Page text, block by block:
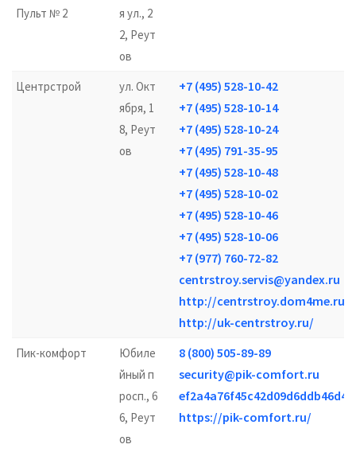
Пульт № 2
я ул., 2
2, Реут
ов
Центрстрой
ул. Окт
ября, 1
8, Реут
ов
+7 (495) 528-10-42
+7 (495) 528-10-14
+7 (495) 528-10-24
+7 (495) 791-35-95
+7 (495) 528-10-48
+7 (495) 528-10-02
+7 (495) 528-10-46
+7 (495) 528-10-06
+7 (977) 760-72-82
centrstroy.servis@yandex.ru
http://centrstroy.dom4me.ru/
http://uk-centrstroy.ru/
Пик-комфорт
Юбиле
йный п
росп., 6
6, Реут
ов
8 (800) 505-89-89
security@pik-comfort.ru
https://pik-comfort.ru/